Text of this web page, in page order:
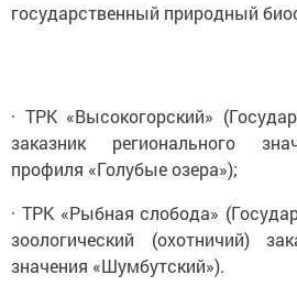
государственный природный
· ТРК «Высокогорский»
заказник регионального
профиля «Голубые озера»);
· ТРК «Рыбная слобода»
зоологический (охотничий)
значения «Шумбутский»).